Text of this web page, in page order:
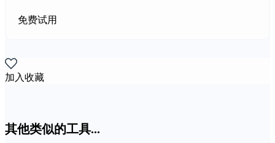
免费试用
加入收藏
其他类似的工具...